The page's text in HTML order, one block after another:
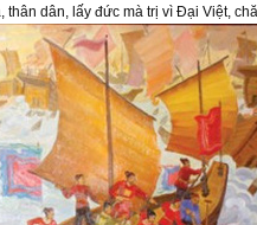
dân, lấy đức mà trị vì Đại Việt,